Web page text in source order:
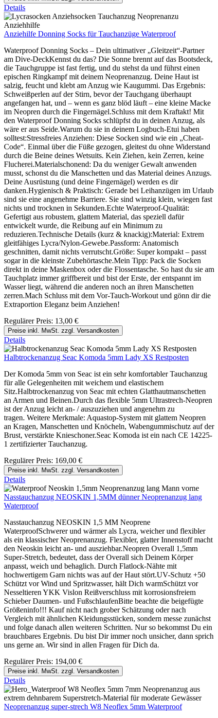
Details
Anziehilfe Donning Socks für Tauchanzüge Waterproof
Waterproof Donning Socks – Dein ultimativer „Gleitzeit“-Partner
am Dive-DeckKennst du das? Die Sonne brennt auf das Bootsdeck,
die Tauchgruppe ist fast fertig, und du stehst da und führst einen
epischen Ringkampf mit deinem Neoprenanzug. Deine Haut ist
salzig, feucht und klebt am Anzug wie Kaugummi. Das Ergebnis:
Schweißperlen auf der Stirn, bevor der Tauchgang überhaupt
angefangen hat, und – wenn es ganz blöd läuft – eine kleine Macke
im Neopren durch die Fingernägel.Schluss mit dem Kraftakt! Mit
den Waterproof Donning Socks schlüpfst du in deinen Anzug, als
wäre er aus Seide.Warum du sie in deinem Logbuch-Etui haben
solltest:Stressfreies Anziehen: Diese Socken sind wie ein „Cheat-
Code“. Einmal über die Füße gezogen, gleitest du ohne Widerstand
durch die Beine deines Wetsuits. Kein Ziehen, kein Zerren, keine
Flucherei.Materialschonend: Da du weniger Gewalt anwenden
musst, schonst du die Manschetten und das Material deines Anzugs.
Deine Ausrüstung (und deine Fingernägel) werden es dir
danken.Hygienisch & Praktisch: Gerade bei Leihanzügen im Urlaub
sind sie eine angenehme Barriere. Sie sind winzig klein, wiegen fast
nichts und trocknen in Sekunden.Echte Waterproof-Qualität:
Gefertigt aus robustem, glattem Material, das speziell dafür
entwickelt wurde, die Reibung auf ein Minimum zu
reduzieren.Technische Details (kurz & knackig):Material: Extrem
gleitfähiges Lycra/Nylon-Gewebe.Passform: Anatomisch
geschnitten, damit nichts verrutscht.Größe: Super kompakt – passt
sogar in die kleinste Zubehörtasche.Mein Tipp: Pack die Socken
direkt in deine Maskenbox oder die Flossentasche. So hast du sie am
Tauchplatz immer griffbereit und bist der Erste, der entspannt im
Wasser liegt, während die anderen noch an ihren Manschetten
zerren.Mach Schluss mit dem Vor-Tauch-Workout und gönn dir die
Extraportion Eleganz beim Anziehen!
Regulärer Preis: 13,00 €
Preise inkl. MwSt. zzgl. Versandkosten
Details
Halbtrockenanzug Seac Komoda 5mm Lady XS Restposten
Der Komoda 5mm von Seac ist ein sehr komfortabler Tauchanzug
für alle Gelegenheiten mit weichem und elastischem
Sitz.Halbtrockenanzug von Seac mit echten Glatthautmanschetten
an Armen und Beinen.Durch das flexible 5mm Ultrastrech-Neopren
ist der Anzug leicht an- / auszuziehen und angenehm zu
tragen. Weitere Merkmale: Aquastop-System mit glattem Neopren
an Kragen, Manschetten und Knöcheln, Wabengummischutz auf der
Brust, verstärkte Knieschoner.Seac Komoda ist ein nach CE 14225-
1 zertifizierter Tauchanzug.
Regulärer Preis: 169,00 €
Preise inkl. MwSt. zzgl. Versandkosten
Details
Nasstauchanzug NEOSKIN 1,5MM dünner Neoprenanzug lang
Waterproof
Nasstauchanzug NEOSKIN 1,5 MM Neoprene
WaterproofSchwerer und wärmer als Lycra, weicher und flexibler
als ein klassischer Neoprenanzug. Flexibler, glatter Innenstoff macht
den Neoskin leicht an- und ausziehbar.Neopren Overall 1,5mm
Super-Stretch, bedeutet, dass der Overall sich Deinem Körper
anpasst, weich und behaglich. Durch Flatlock-Nähte mit
hochwertigem Garn nichts was auf der Haut stört.UV-Schutz +50
Schützt vor Wind und Spritzwasser, hält Dich warmSchützt vor
Nesseltieren YKK Vislon Reißverschluss mit korrosionsfreiem
Schieber Daumen- und FußschlaufenBitte beachte die beigefügte
Größeninfo!!! Kauf nicht nach grober Schätzung oder nach
Vergleich mit ähnlichen Kleidungsstücken, sondern messe zunächst
und folge danach allen weiteren Schritten. Nur so bekommst Du ein
brauchbares Ergebnis. Du bist Dir immer noch unsicher, dann sprich
uns gerne an. Wir sind in allen Fragen für Dich da.
Regulärer Preis: 194,00 €
Preise inkl. MwSt. zzgl. Versandkosten
Details
Neoprenanzug super-strech W8 Neoflex 5mm Waterproof